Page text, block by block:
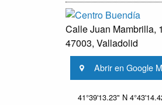
Calle Juan Mambrilla,
47003, Valladolid
Abrir en Google
41°39'13.23" N